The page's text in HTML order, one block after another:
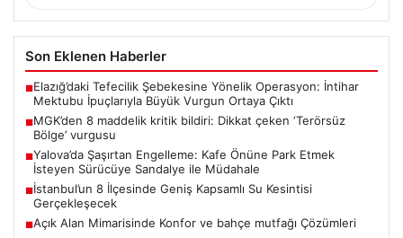
Son Eklenen Haberler
■Elazığ’daki Tefecilik Şebekesine Yönelik Operasyon: İntihar
Mektubu İpuçlarıyla Büyük Vurgun Ortaya Çıktı
■MGK’den 8 maddelik kritik bildiri: Dikkat çeken ‘Terörsüz
Bölge’ vurgusu
■Yalova’da Şaşırtan Engelleme: Kafe Önüne Park Etmek
İsteyen Sürücüye Sandalye ile Müdahale
■İstanbul’un 8 İlçesinde Geniş Kapsamlı Su Kesintisi
Gerçekleşecek
■Açık Alan Mimarisinde Konfor ve bahçe mutfağı Çözümleri